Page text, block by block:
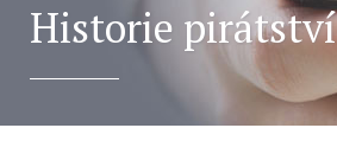
Historie pirátství